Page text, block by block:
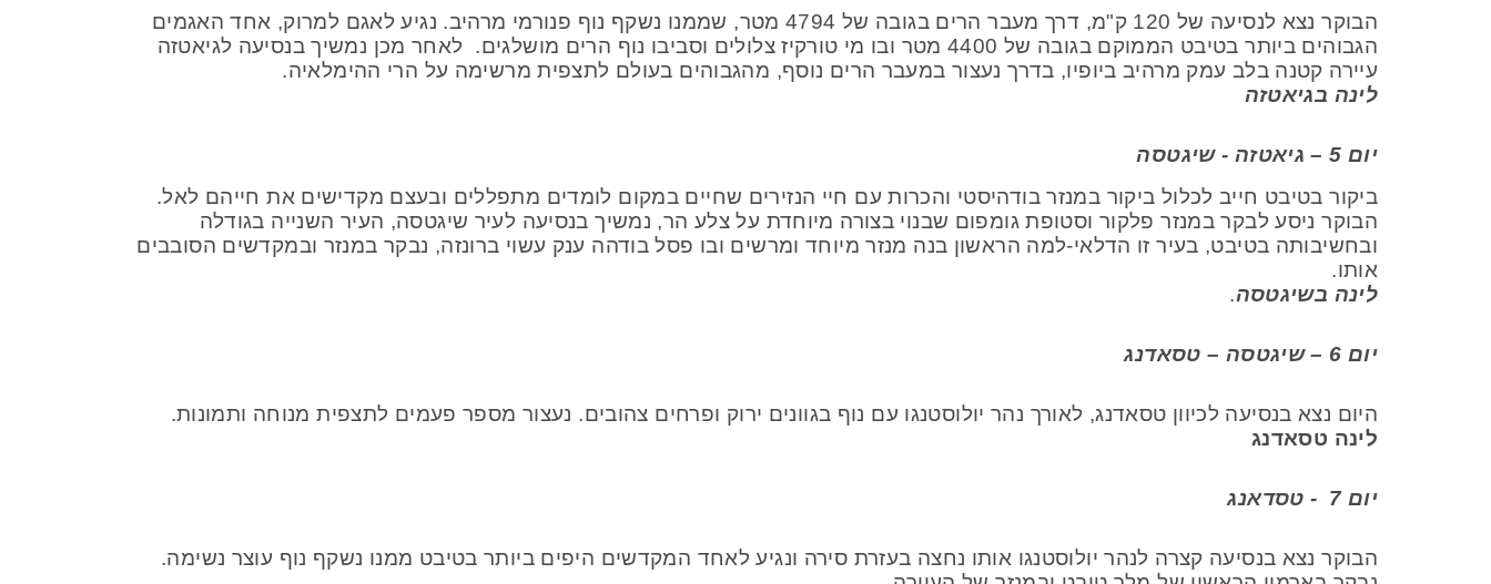
הבוקר נצא לנסיעה של 120 ק"מ, דרך מעבר הרים בגובה של 4794 מטר, שממנו נשקף נוף פנורמי מרהיב. נגיע לאגם למרוק, אחד האגמים
הגבוהים ביותר בטיבט הממוקם בגובה של 4400 מטר ובו מי טורקיז צלולים וסביבו נוף הרים מושלגים. לאחר מכן נמשיך בנסיעה לגיאטזה
עיירה קטנה בלב עמק מרהיב ביופיו, בדרך נעצור במעבר הרים נוסף, מהגבוהים בעולם לתצפית מרשימה על הרי ההימלאיה.
לינה בגיאטזה
יום 5 – גיאטזה - שיגטסה
ביקור בטיבט חייב לכלול ביקור במנזר בודהיסטי והכרות עם חיי הנזירים שחיים במקום לומדים מתפללים ובעצם מקדישים את חייהם לאל.
הבוקר ניסע לבקר במנזר פלקור וסטופת גומפום שבנוי בצורה מיוחדת על צלע הר, נמשיך בנסיעה לעיר שיגטסה, העיר השנייה בגודלה
ובחשיבותה בטיבט, בעיר זו הדלאי-למה הראשון בנה מנזר מיוחד ומרשים ובו פסל בודהה ענק עשוי ברונזה, נבקר במנזר ובמקדשים הסובבים
אותו.
לינה בשיגטסה.
יום 6 – שיגטסה – טסאדנג
היום נצא בנסיעה לכיוון טסאדנג, לאורך נהר יולוסטנגו עם נוף בגוונים ירוק ופרחים צהובים. נעצור מספר פעמים לתצפית מנוחה ותמונות.
לינה טסאדנג
יום 7 - טסדאנג
הבוקר נצא בנסיעה קצרה לנהר יולוסטנגו אותו נחצה בעזרת סירה ונגיע לאחד המקדשים היפים ביותר בטיבט ממנו נשקף נוף עוצר נשימה.